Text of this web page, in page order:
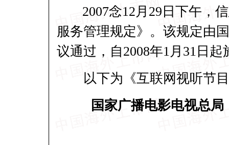
2007念12月29日下午，
服务管理规定》。该规定由
议通过，自2008年1月31日起
以下为《互联网视听节目
国家广播电影电视总